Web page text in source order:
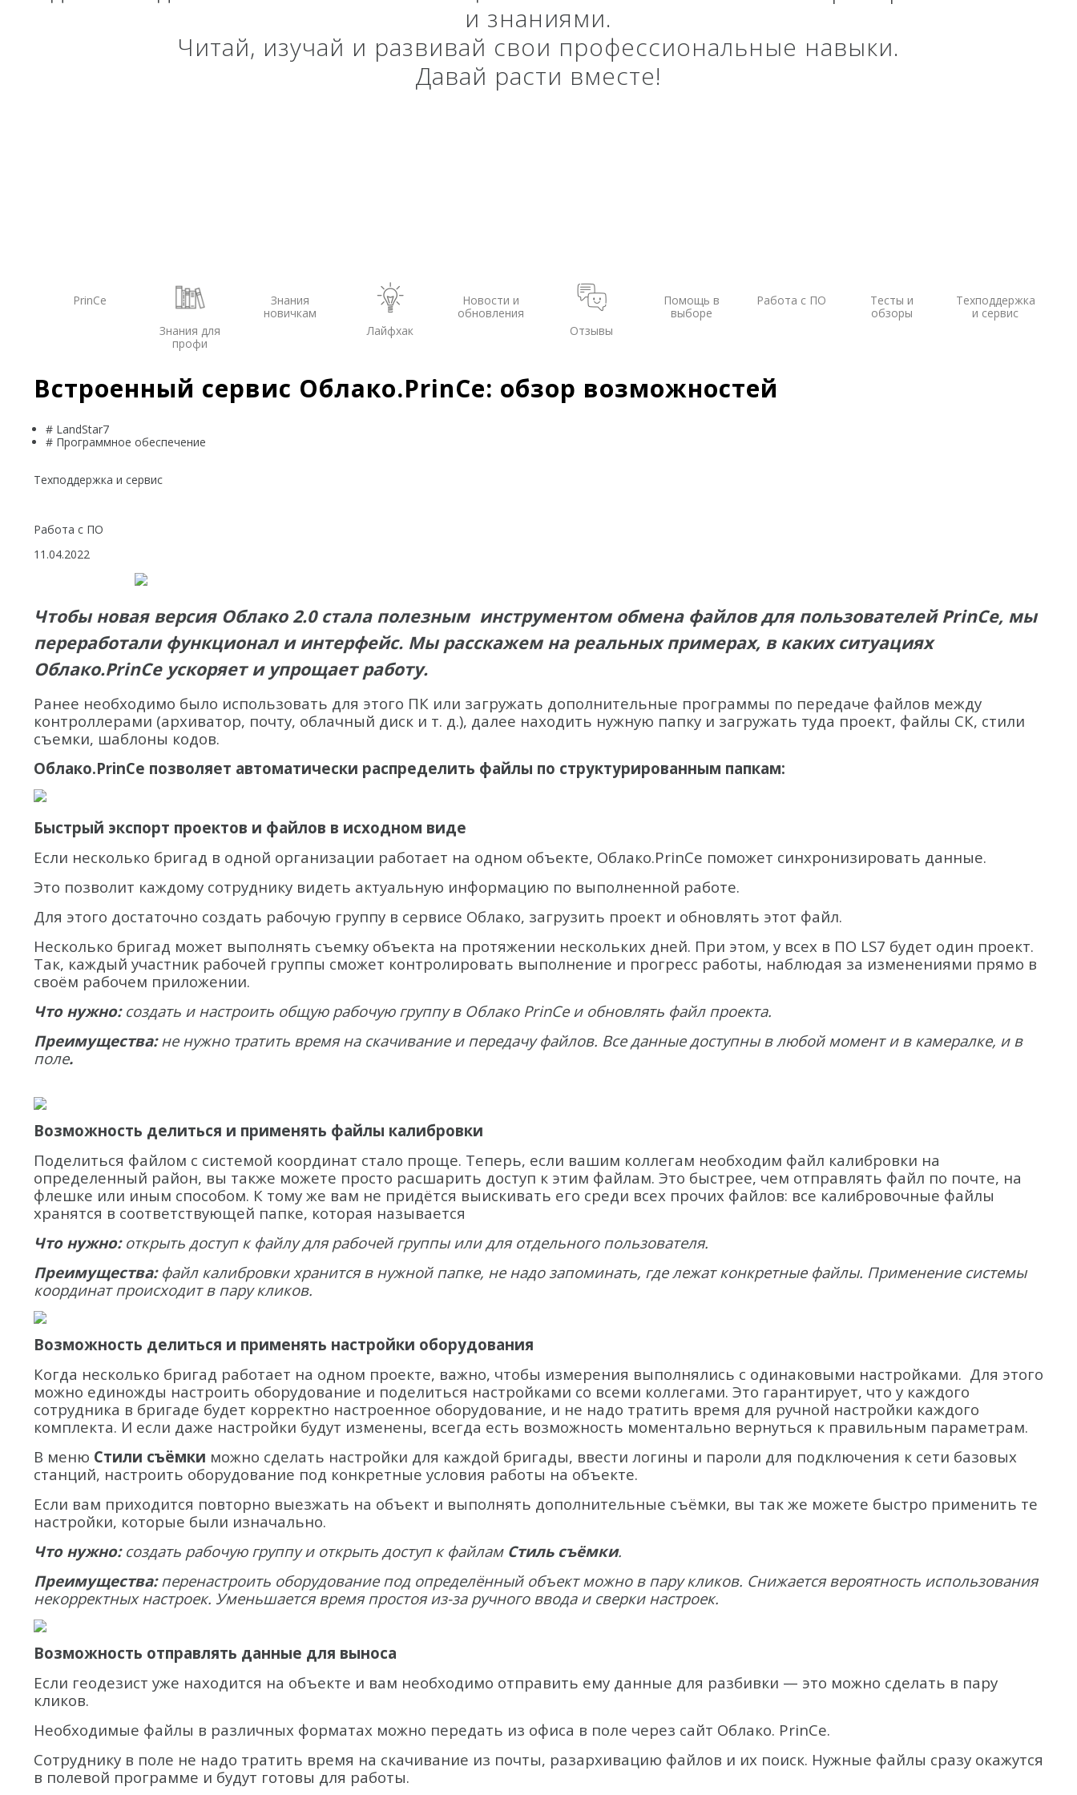
Системы на грейдеры
Системы на бульдозеры
ГНСС-мониторинг
радары
Аэрофотокамеры
DJI
InnoSpector
МЛЭ
и знаниями.
Читай, изучай и развивай свои профессиональные навыки.
Давай расти вместе!
PrinCe
Знания для
профи
Знания
новичкам
Лайфхак
Новости и
обновления
Отзывы
Помощь в
выборе
Работа с ПО
Тесты и
обзоры
Техподдержка
и сервис
Встроенный сервис Облако.PrinCe: обзор возможностей
# LandStar7
# Программное обеспечение
Техподдержка и сервис
Работа с ПО
11.04.2022
Чтобы новая версия Облако 2.0 стала полезным инструментом обмена файлов для пользователей PrinCe, мы
переработали функционал и интерфейс. Мы расскажем на реальных примерах, в каких ситуациях
Облако.PrinCe ускоряет и упрощает работу.
Ранее необходимо было использовать для этого ПК или загружать дополнительные программы по передаче файлов между
контроллерами (архиватор, почту, облачный диск и т. д.), далее находить нужную папку и загружать туда проект, файлы СК, стили
съемки, шаблоны кодов.
Облако.PrinCe позволяет автоматически распределить файлы по структурированным папкам:
Быстрый экспорт проектов и файлов в исходном виде
Если несколько бригад в одной организации работает на одном объекте, Облако.PrinCe поможет синхронизировать данные.
Это позволит каждому сотруднику видеть актуальную информацию по выполненной работе.
Для этого достаточно создать рабочую группу в сервисе Облако, загрузить проект и обновлять этот файл.
Несколько бригад может выполнять съемку объекта на протяжении нескольких дней. При этом, у всех в ПО LS7 будет один проект.
Так, каждый участник рабочей группы сможет контролировать выполнение и прогресс работы, наблюдая за изменениями прямо в
своём рабочем приложении.
Что нужно: создать и настроить общую рабочую группу в Облако PrinCe и обновлять файл проекта.
Преимущества:не нужно тратить время на скачивание и передачу файлов. Все данные доступны в любой момент и в камералке, и в
поле.
Возможность делиться и применять файлы калибровки
Поделиться файлом с системой координат стало проще. Теперь, если вашим коллегам необходим файл калибровки на
определенный район, вы также можете просто расшарить доступ к этим файлам. Это быстрее, чем отправлять файл по почте, на
флешке или иным способом. К тому же вам не придётся выискивать его среди всех прочих файлов: все калибровочные файлы
хранятся в соответствующей папке, которая называется
Что нужно: открыть доступ к файлу для рабочей группы или для отдельного пользователя.
Преимущества: файл калибровки хранится в нужной папке, не надо запоминать, где лежат конкретные файлы. Применение системы
координат происходит в пару кликов.
Возможность делиться и применять настройки оборудования
Когда несколько бригад работает на одном проекте, важно, чтобы измерения выполнялись с одинаковыми настройками. Для этого
можно единожды настроить оборудование и поделиться настройками со всеми коллегами. Это гарантирует, что у каждого
сотрудника в бригаде будет корректно настроенное оборудование, и не надо тратить время для ручной настройки каждого
комплекта. И если даже настройки будут изменены, всегда есть возможность моментально вернуться к правильным параметрам.
В меню Стили съёмки можно сделать настройки для каждой бригады, ввести логины и пароли для подключения к сети базовых
станций, настроить оборудование под конкретные условия работы на объекте.
Если вам приходится повторно выезжать на объект и выполнять дополнительные съёмки, вы так же можете быстро применить те
настройки, которые были изначально.
Что нужно: создать рабочую группу и открыть доступ к файлам Стиль съёмки.
Преимущества: перенастроить оборудование под определённый объект можно в пару кликов. Снижается вероятность использования
некорректных настроек. Уменьшается время простоя из-за ручного ввода и сверки настроек.
Возможность отправлять данные для выноса
Если геодезист уже находится на объекте и вам необходимо отправить ему данные для разбивки — это можно сделать в пару
кликов.
Необходимые файлы в различных форматах можно передать из офиса в поле через сайт Облако. PrinCe.
Сотруднику в поле не надо тратить время на скачивание из почты, разархивацию файлов и их поиск. Нужные файлы сразу окажутся
в полевой программе и будут готовы для работы.